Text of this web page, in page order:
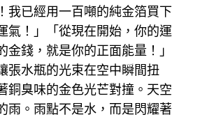
我已經用一百噸的純金箔買下
氣！」「從現在開始，你的運
金錢，就是你的正面能量！」
張水瓶的光束在空中瞬間扭
銅臭味的金色光芒對撞。天空
雨。雨點不是水，而是閃耀著